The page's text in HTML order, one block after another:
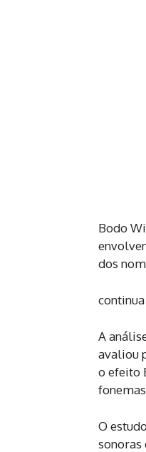
Bodo
dos
A
avaliou
o efeito
O
sonoras